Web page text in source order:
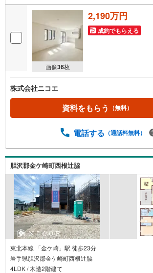
画像36枚
2,190万円
成約でもらえる
株式会社ニコエ
資料をもらう （無料）
電話する （通話料無料）
胆沢郡金ケ崎町西根辻脇
東北本線 「金ケ崎」駅 徒歩23分
岩手県胆沢郡金ケ崎町西根辻脇
4LDK / 木造2階建て